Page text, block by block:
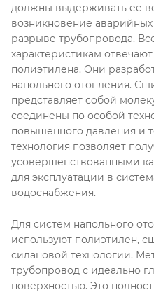
должны выдерживать ее
возникновение
разрыве трубопровода.
характеристикам
полиэтилена. Они
напольного отопления.
представляет собой
соединены по особой
повышенного давления и
технология позволяет
усовершенствованными
для эксплуатации в
водоснабжения.
Для систем напольного
используют полиэтилен,
силановой технологии.
трубопровод с идеально
поверхностью. Это